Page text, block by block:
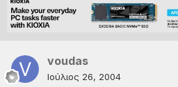
voudas
Ιούλιος 26, 2004